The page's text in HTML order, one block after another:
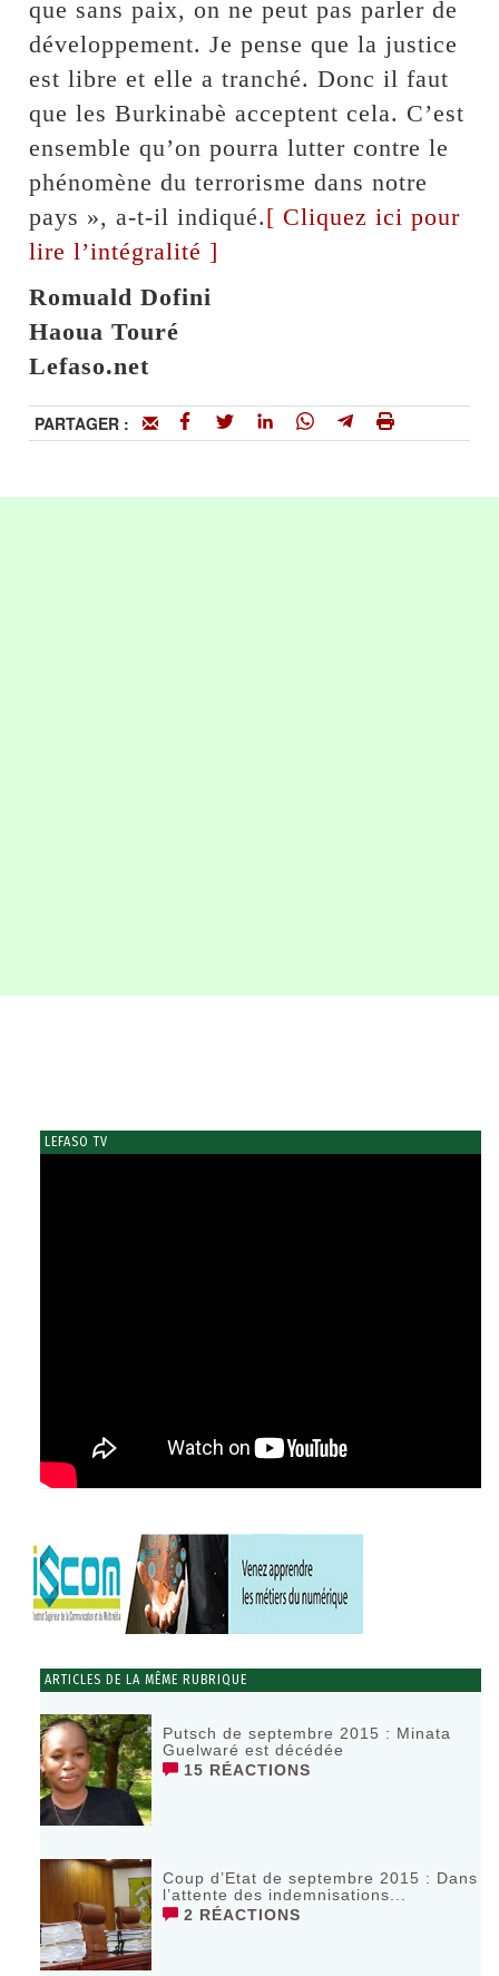
que sans paix, on ne peut pas parler de
développement. Je pense que la justice
est libre et elle a tranché. Donc il faut
que les Burkinabè acceptent cela. C’est
ensemble qu’on pourra lutter contre le
phénomène du terrorisme dans notre
pays », a-t-il indiqué.[ Cliquez ici pour
lire l’intégralité ]
Romuald Dofini
Haoua Touré
Lefaso.net
PARTAGER :
LEFASO TV
ARTICLES DE LA MÊME RUBRIQUE
Putsch de septembre 2015 : Minata
Guelwaré est décédée
15 RÉACTIONS
Coup d’Etat de septembre 2015 : Dans
l’attente des indemnisations...
2 RÉACTIONS